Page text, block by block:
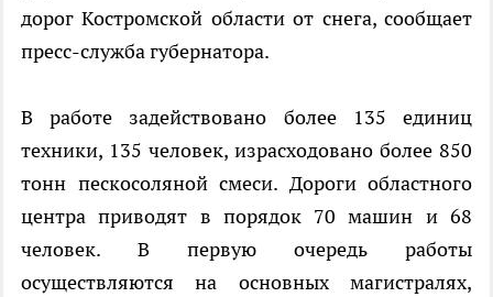
дорог Костромской области от снега, сообщает
пресс-служба губернатора.
В работе задействовано более 135 единиц
техники, 135 человек, израсходовано более 850
тонн пескосоляной смеси. Дороги областного
центра приводят в порядок 70 машин и 68
человек. В первую очередь работы
осуществляются на основных магистралях,